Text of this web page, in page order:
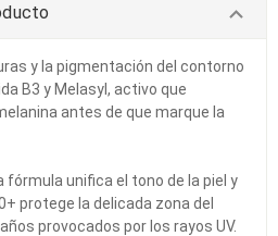
y la pigmentación del contorno
B3 y Melasyl, activo que
antes de que marque la
fórmula unifica el tono de la piel y
protege la delicada zona del
provocados por los rayos UV.